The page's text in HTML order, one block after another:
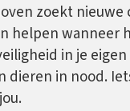
zoekt nieuwe
helpen wanneer
in je
dieren in nood.